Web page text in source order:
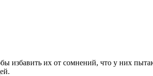
их от сомнений, что у них